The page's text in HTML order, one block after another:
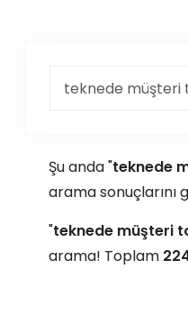
Şu anda "teknede
arama sonuçlarını
"teknede müşteri
arama! Toplam